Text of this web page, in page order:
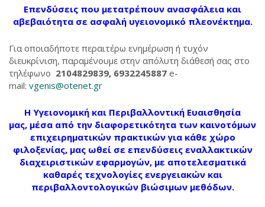
Επενδύσεις που μετατρέπουν ανασφάλεια και
αβεβαιότητα σε ασφαλή υγειονομικό πλεονέκτημα.
Για οποιαδήποτε περαιτέρω ενημέρωση ή τυχόν
διευκρίνιση, παραμένουμε στην απόλυτη διάθεσή σας στο
τηλέφωνο 2104829839, 6932245887 e-
mail: vgenis@otenet.gr
Η Υγειονομική και Περιβαλλοντική Ευαισθησία
μας, μέσα από την διαφορετικότητα των καινοτόμων
επιχειρηματικών πρακτικών για κάθε χώρο
φιλοξενίας, μας ωθεί σε επενδύσεις εναλλακτικών
διαχειριστικών εφαρμογών, με αποτελεσματικά
καθαρές τεχνολογίες ενεργειακών και
περιβαλλοντολογικών βιώσιμων μεθόδων.